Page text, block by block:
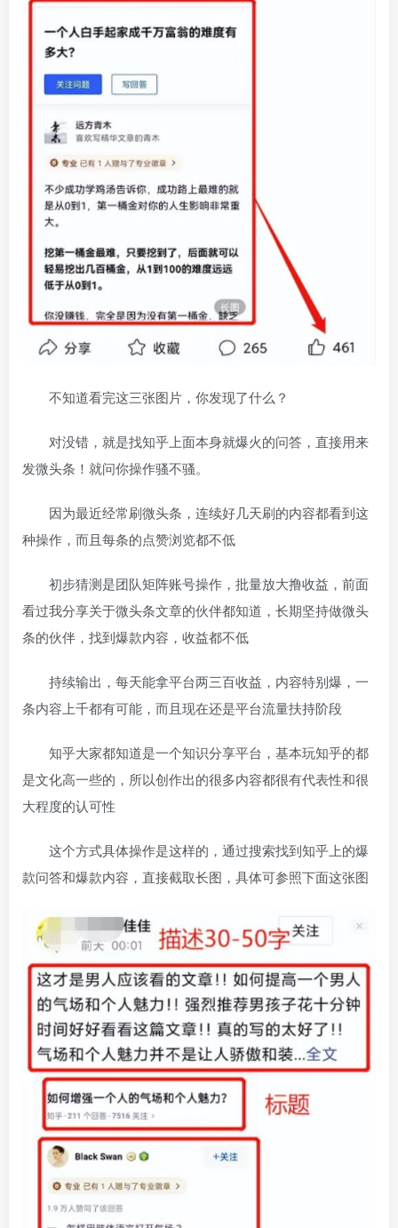
不知道看完这三张图片，你发现了什么？
对没错，就是找知乎上面本身就爆火的问答，直接用来
发微头条！就问你操作骚不骚。
因为最近经常刷微头条，连续好几天刷的内容都看到这
种操作，而且每条的点赞浏览都不低
初步猜测是团队矩阵账号操作，批量放大撸收益，前面
看过我分享关于微头条文章的伙伴都知道，长期坚持做微头
条的伙伴，找到爆款内容，收益都不低
持续输出，每天能拿平台两三百收益，内容特别爆，一
条内容上千都有可能，而且现在还是平台流量扶持阶段
知乎大家都知道是一个知识分享平台，基本玩知乎的都
是文化高一些的，所以创作出的很多内容都很有代表性和很
大程度的认可性
这个方式具体操作是这样的，通过搜索找到知乎上的爆
款问答和爆款内容，直接截取长图，具体可参照下面这张图